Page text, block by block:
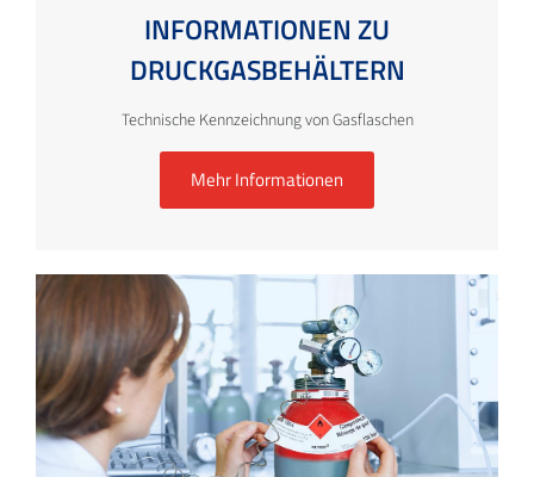
INFORMATIONEN ZU
DRUCKGASBEHÄLTERN
Technische Kennzeichnung von Gasflaschen
Mehr Informationen